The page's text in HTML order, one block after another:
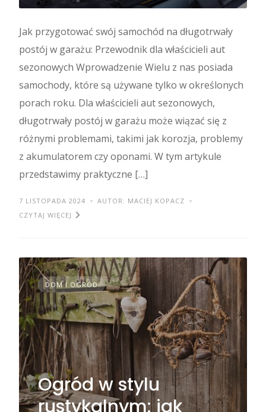
Jak przygotować swój samochód na długotrwały
postój w garażu: Przewodnik dla właścicieli aut
sezonowych Wprowadzenie Wielu z nas posiada
samochody, które są używane tylko w określonych
porach roku. Dla właścicieli aut sezonowych,
długotrwały postój w garażu może wiązać się z
różnymi problemami, takimi jak korozja, problemy
z akumulatorem czy oponami. W tym artykule
przedstawimy praktyczne […]
7 LISTOPADA 2024
AUTOR: MACIEJ KOPACZ
CZYTAJ WIĘCEJ
DOM I OGRÓD
Ogród w stylu
rustykalnym: jak